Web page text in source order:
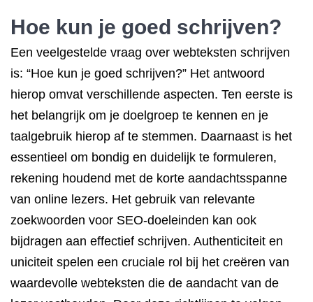
Hoe kun je goed schrijven?
Een veelgestelde vraag over webteksten schrijven
is: “Hoe kun je goed schrijven?” Het antwoord
hierop omvat verschillende aspecten. Ten eerste is
het belangrijk om je doelgroep te kennen en je
taalgebruik hierop af te stemmen. Daarnaast is het
essentieel om bondig en duidelijk te formuleren,
rekening houdend met de korte aandachtsspanne
van online lezers. Het gebruik van relevante
zoekwoorden voor SEO-doeleinden kan ook
bijdragen aan effectief schrijven. Authenticiteit en
uniciteit spelen een cruciale rol bij het creëren van
waardevolle webteksten die de aandacht van de